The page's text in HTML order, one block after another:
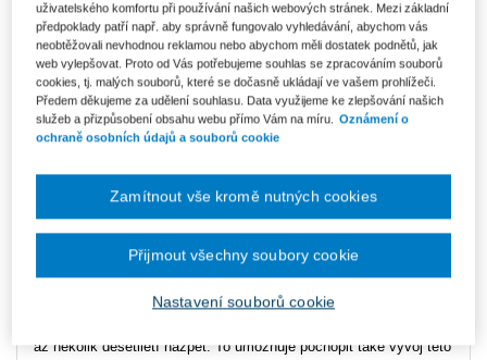
Datum vydání 1/2018
Typ produktu ASPI
Komentář zákona č. 20/1987 Sb., o státní památkové péči, si
klade za cíl seznámit veškeré zájemce s právní úpravou státní
památkové péče v širším rozsahu.
Protože do platné právní úpravy státní památkové péče se i přes
značný časový odstup stále promítají důsledky rozhodnutí a
opatření provedených za účinnosti starších právních předpisů,
publikace se stroze neomezuje jen na komentář platné právní
úpravy, ale na mnoha místech reaguje na některé významné
až několik desetiletí nazpět. To umožňuje pochopit také vývoj této
uživatelského komfortu při používání našich webových stránek. Mezi základní
předpoklady patří např. aby správně fungovalo vyhledávání, abychom vás
neobtěžovali nevhodnou reklamou nebo abychom měli dostatek podnětů, jak
web vylepšovat. Proto od Vás potřebujeme souhlas se zpracováním souborů
cookies, tj. malých souborů, které se dočasně ukládají ve vašem prohlížeči.
Předem děkujeme za udělení souhlasu. Data využijeme ke zlepšování našich
služeb a přizpůsobení obsahu webu přímo Vám na míru. Oznámení o
ochraně osobních údajů a souborů cookie
Nastavení souborů cookie
Zamítnout vše kromě nutných cookies
Přijmout všechny soubory cookie